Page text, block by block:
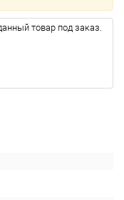
товар под заказ.